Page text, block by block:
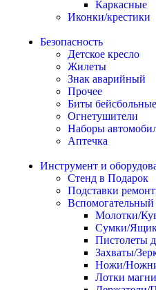
Каркасные
Иконки/крестики
Безопасность
Детское кресло
Жилеты
Знак аварийный
Прочее
Биты бейсбольные
Огнетушители
Наборы
Аптечка
Инструмент и
Стенд в Подарок
Подставки
Молотки/
Сумки/
Пистолеты
Захваты/
Ножи/
Лотки